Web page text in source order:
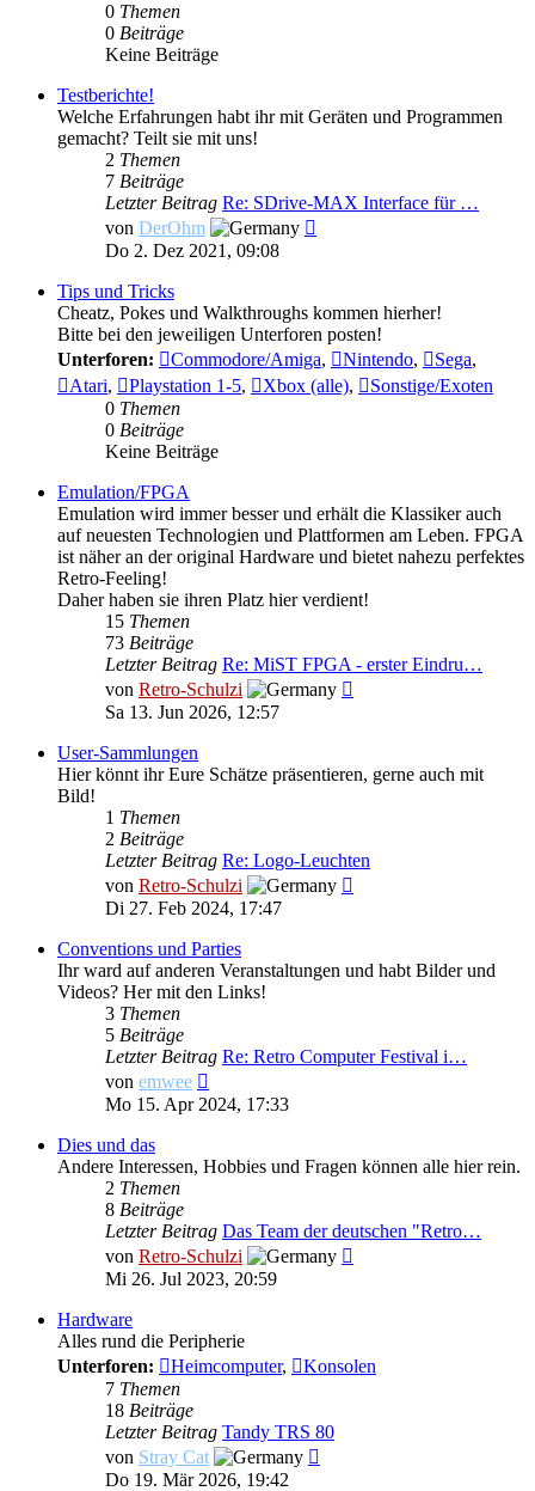
0 Themen
0 Beiträge
Keine Beiträge
Testberichte!
Welche Erfahrungen habt ihr mit Geräten und Programmen
gemacht? Teilt sie mit uns!
2 Themen
7 Beiträge
Letzter Beitrag Re: SDrive-MAX Interface für …
von DerOhm
Do 2. Dez 2021, 09:08
Tips und Tricks
Cheatz, Pokes und Walkthroughs kommen hierher!
Bitte bei den jeweiligen Unterforen posten!
Unterforen:
Commodore/Amiga, Nintendo, Sega,
Atari, Playstation 1-5, Xbox (alle),
Sonstige/Exoten
0 Themen
0 Beiträge
Keine Beiträge
Emulation/FPGA
Emulation wird immer besser und erhält die Klassiker auch
auf neuesten Technologien und Plattformen am Leben. FPGA
ist näher an der original Hardware und bietet nahezu perfektes
Retro-Feeling!
Daher haben sie ihren Platz hier verdient!
15 Themen
73 Beiträge
Letzter Beitrag Re: MiST FPGA - erster Eindru…
von Retro-Schulzi
Sa 13. Jun 2026, 12:57
User-Sammlungen
Hier könnt ihr Eure Schätze präsentieren, gerne auch mit
Bild!
1 Themen
2 Beiträge
Letzter Beitrag Re: Logo-Leuchten
von Retro-Schulzi
Di 27. Feb 2024, 17:47
Conventions und Parties
Ihr ward auf anderen Veranstaltungen und habt Bilder und
Videos? Her mit den Links!
3 Themen
5 Beiträge
Letzter Beitrag Re: Retro Computer Festival i…
von emwee
Beitrag
Mo 15. Apr 2024, 17:33
Dies und das
Andere Interessen, Hobbies und Fragen können alle hier rein.
2 Themen
8 Beiträge
Letzter Beitrag Das Team der deutschen "Retro…
von Retro-Schulzi
Mi 26. Jul 2023, 20:59
Hardware
Alles rund die Peripherie
Unterforen:
Heimcomputer,
Konsolen
7 Themen
18 Beiträge
Letzter Beitrag Tandy TRS 80
von Stray Cat
Do 19. Mär 2026, 19:42